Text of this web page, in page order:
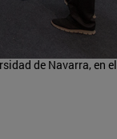
de Navarra, en el